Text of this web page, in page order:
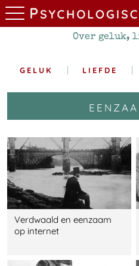
Over geluk,
GELUK LIEFDE
Verdwaald en eenzaam
op internet